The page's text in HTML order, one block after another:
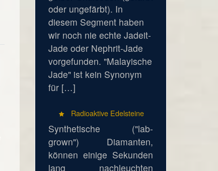
oder ungefärbt). In
diesem Segment haben
wir noch nie echte Jadeit-
Jade oder Nephrit-Jade
vorgefunden. "Malayische
Jade" ist kein Synonym
für […]
Radioaktive Edelsteine
Synthetische ("lab-
grown") Diamanten,
können einige Sekunden
lang nachleuchten